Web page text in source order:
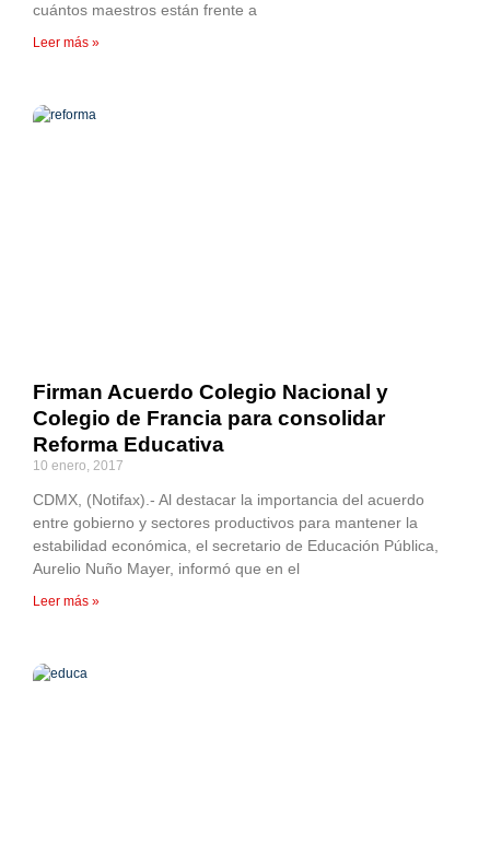
cuántos maestros están frente a
Leer más »
Firman Acuerdo Colegio Nacional y
Colegio de Francia para consolidar
Reforma Educativa
10 enero, 2017
CDMX, (Notifax).- Al destacar la importancia del acuerdo
entre gobierno y sectores productivos para mantener la
estabilidad económica, el secretario de Educación Pública,
Aurelio Nuño Mayer, informó que en el
Leer más »